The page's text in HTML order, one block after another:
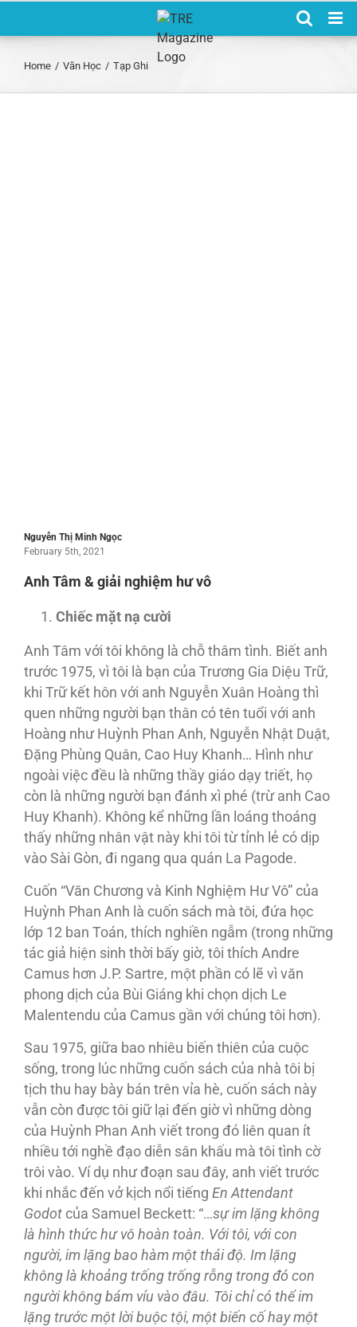
Home / Văn Học / Tạp Ghi
Nguyễn Thị Minh Ngọc
February 5th, 2021
Anh Tâm & giải nghiệm hư vô
Chiếc mặt nạ cười
Anh Tâm với tôi không là chỗ thâm tình. Biết anh
trước 1975, vì tôi là bạn của Trương Gia Diệu Trữ,
khi Trữ kết hôn với anh Nguyễn Xuân Hoàng thì
quen những người bạn thân có tên tuổi với anh
Hoàng như Huỳnh Phan Anh, Nguyễn Nhật Duật,
Ðặng Phùng Quân, Cao Huy Khanh… Hình như
ngoài việc đều là những thầy giáo dạy triết, họ
còn là những người bạn đánh xì phé (trừ anh Cao
Huy Khanh). Không kể những lần loáng thoáng
thấy những nhân vật này khi tôi từ tỉnh lẻ có dịp
vào Sài Gòn, đi ngang qua quán La Pagode.
Cuốn “Văn Chương và Kinh Nghiệm Hư Vô” của
Huỳnh Phan Anh là cuốn sách mà tôi, đứa học
lớp 12 ban Toán, thích nghiền ngẫm (trong những
tác giả hiện sinh thời bấy giờ, tôi thích Andre
Camus hơn J.P. Sartre, một phần có lẽ vì văn
phong dịch của Bùi Giáng khi chọn dịch Le
Malentendu của Camus gần với chúng tôi hơn).
Sau 1975, giữa bao nhiêu biến thiên của cuộc
sống, trong lúc những cuốn sách của nhà tôi bị
tịch thu hay bày bán trên vỉa hè, cuốn sách này
vẫn còn được tôi giữ lại đến giờ vì những dòng
của Huỳnh Phan Anh viết trong đó liên quan ít
nhiều tới nghề đạo diễn sân khấu mà tôi tình cờ
trôi vào. Ví dụ như đoạn sau đây, anh viết trước
khi nhắc đến vở kịch nổi tiếng En Attendant
Godot của Samuel Beckett: “…sự im lặng không
là hình thức hư vô hoàn toàn. Với tôi, với con
người, im lặng bao hàm một thái độ. Im lặng
không là khoảng trống trống rỗng trong đó con
người không bám víu vào đâu. Tôi chỉ có thể im
lặng trước một lời buộc tội, một biến cố hay một